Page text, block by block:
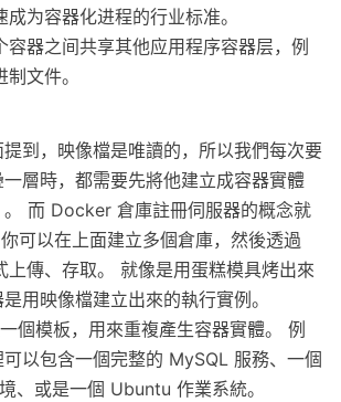
为容器化进程的行业标准。
容器之间共享其他应用程序容器层，例
文件。
到，映像檔是唯讀的，所以我們每次要
層時，都需要先將他建立成容器實體
。 而 Docker 倉庫註冊伺服器的概念就
可以在上面建立多個倉庫，然後透過
傳、存取。 就像是用蛋糕模具烤出來
用映像檔建立出來的執行實例。
個模板，用來重複產生容器實體。 例
以包含一個完整的 MySQL 服務、一個
、或是一個 Ubuntu 作業系統。